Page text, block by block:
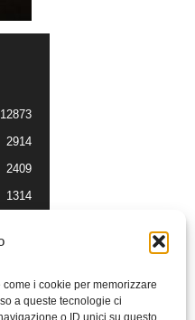
i cookie per memorizzare
a queste tecnologie ci
o ID unici su questo
12873
2914
2409
1314